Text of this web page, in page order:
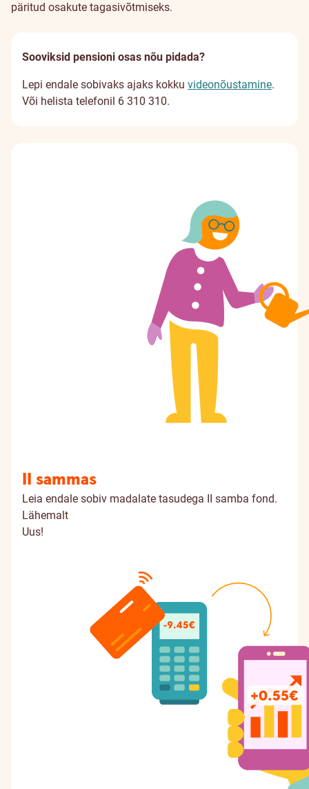
päritud osakute tagasivõtmiseks.
Sooviksid pensioni osas nõu pidada?
Lepi endale sobivaks ajaks kokku videonõustamine.
Või helista telefonil 6 310 310.
II sammas
Leia endale sobiv madalate tasudega II samba fond.
Lähemalt
Uus!